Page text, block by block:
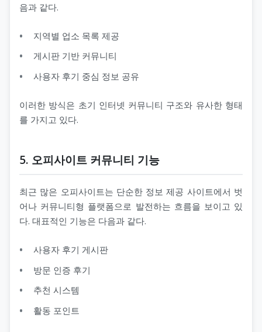
음과 같다.
지역별 업소 목록 제공
게시판 기반 커뮤니티
사용자 후기 중심 정보 공유
이러한 방식은 초기 인터넷 커뮤니티 구조와 유사한 형태
를 가지고 있다.
5. 오피사이트 커뮤니티 기능
최근 많은 오피사이트는 단순한 정보 제공 사이트에서 벗
어나 커뮤니티형 플랫폼으로 발전하는 흐름을 보이고 있
다. 대표적인 기능은 다음과 같다.
사용자 후기 게시판
방문 인증 후기
추천 시스템
활동 포인트